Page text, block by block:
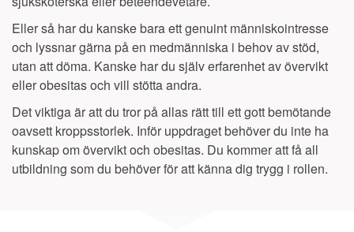
Eller så har du kanske bara ett genuint människointresse
och lyssnar gärna på en medmänniska i behov av stöd,
utan att döma. Kanske har du själv erfarenhet av övervikt
eller obesitas och vill stötta andra.
Det viktiga är att du tror på allas rätt till ett gott bemötande
oavsett kroppsstorlek. Inför uppdraget behöver du inte ha
kunskap om övervikt och obesitas. Du kommer att få all
utbildning som du behöver för att känna dig trygg i rollen.